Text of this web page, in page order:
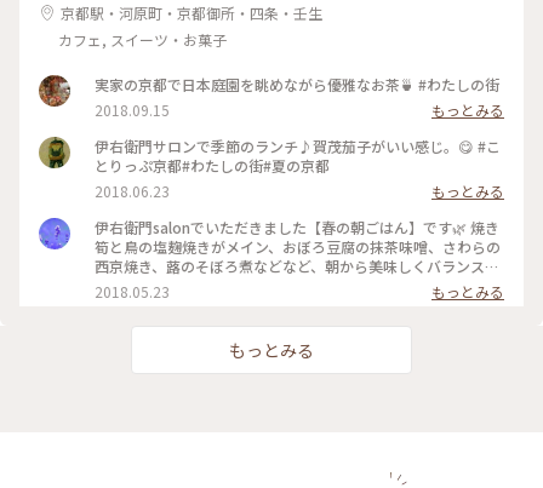
京都駅・河原町・京都御所・四条・壬生
カフェ, スイーツ・お菓子
実家の京都で日本庭園を眺めながら優雅なお茶🍵 #わたしの街
2018.09.15
もっとみる
伊右衛門サロンで季節のランチ♪賀茂茄子がいい感じ。😋 #こ
とりっぷ京都#わたしの街#夏の京都
2018.06.23
もっとみる
伊右衛門salonでいただきました【春の朝ごはん】です🌿 焼き
筍と鳥の塩麹焼きがメイン、おぼろ豆腐の抹茶味噌、さわらの
西京焼き、蕗のそぼろ煮などなど、朝から美味しくバランス良
くいただきました( ´͈ ᵕ `͈ ) 最初にいただいた抹茶入り玄米茶も
本当に美味しくて、つい長居してしまうsalonです♪ #伊右衛
門salon #IYEMONSALON #KYOTO #京都 #季節限定 #春の朝ご
はん #朝ごはん #morning #和食 #塩麹焼き #西京焼き #抹茶 #
筍 #さわら #玄米茶 #京料理 #京野菜 #japan #japanesefood
2018.05.23 もっとみる
もっとみる